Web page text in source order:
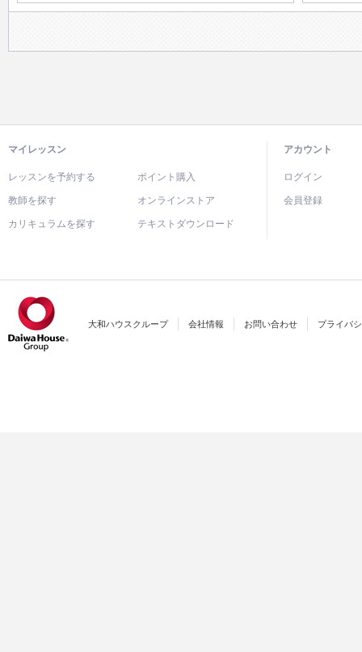
マイレッスン
レッスンを予約する ポイント購入
教師を探す オンラインストア
カリキュラムを探す テキストダウンロード
アカウント
ログイン
会員登録
大和ハウスクループ 会社情報 お問い合わせ プライバ